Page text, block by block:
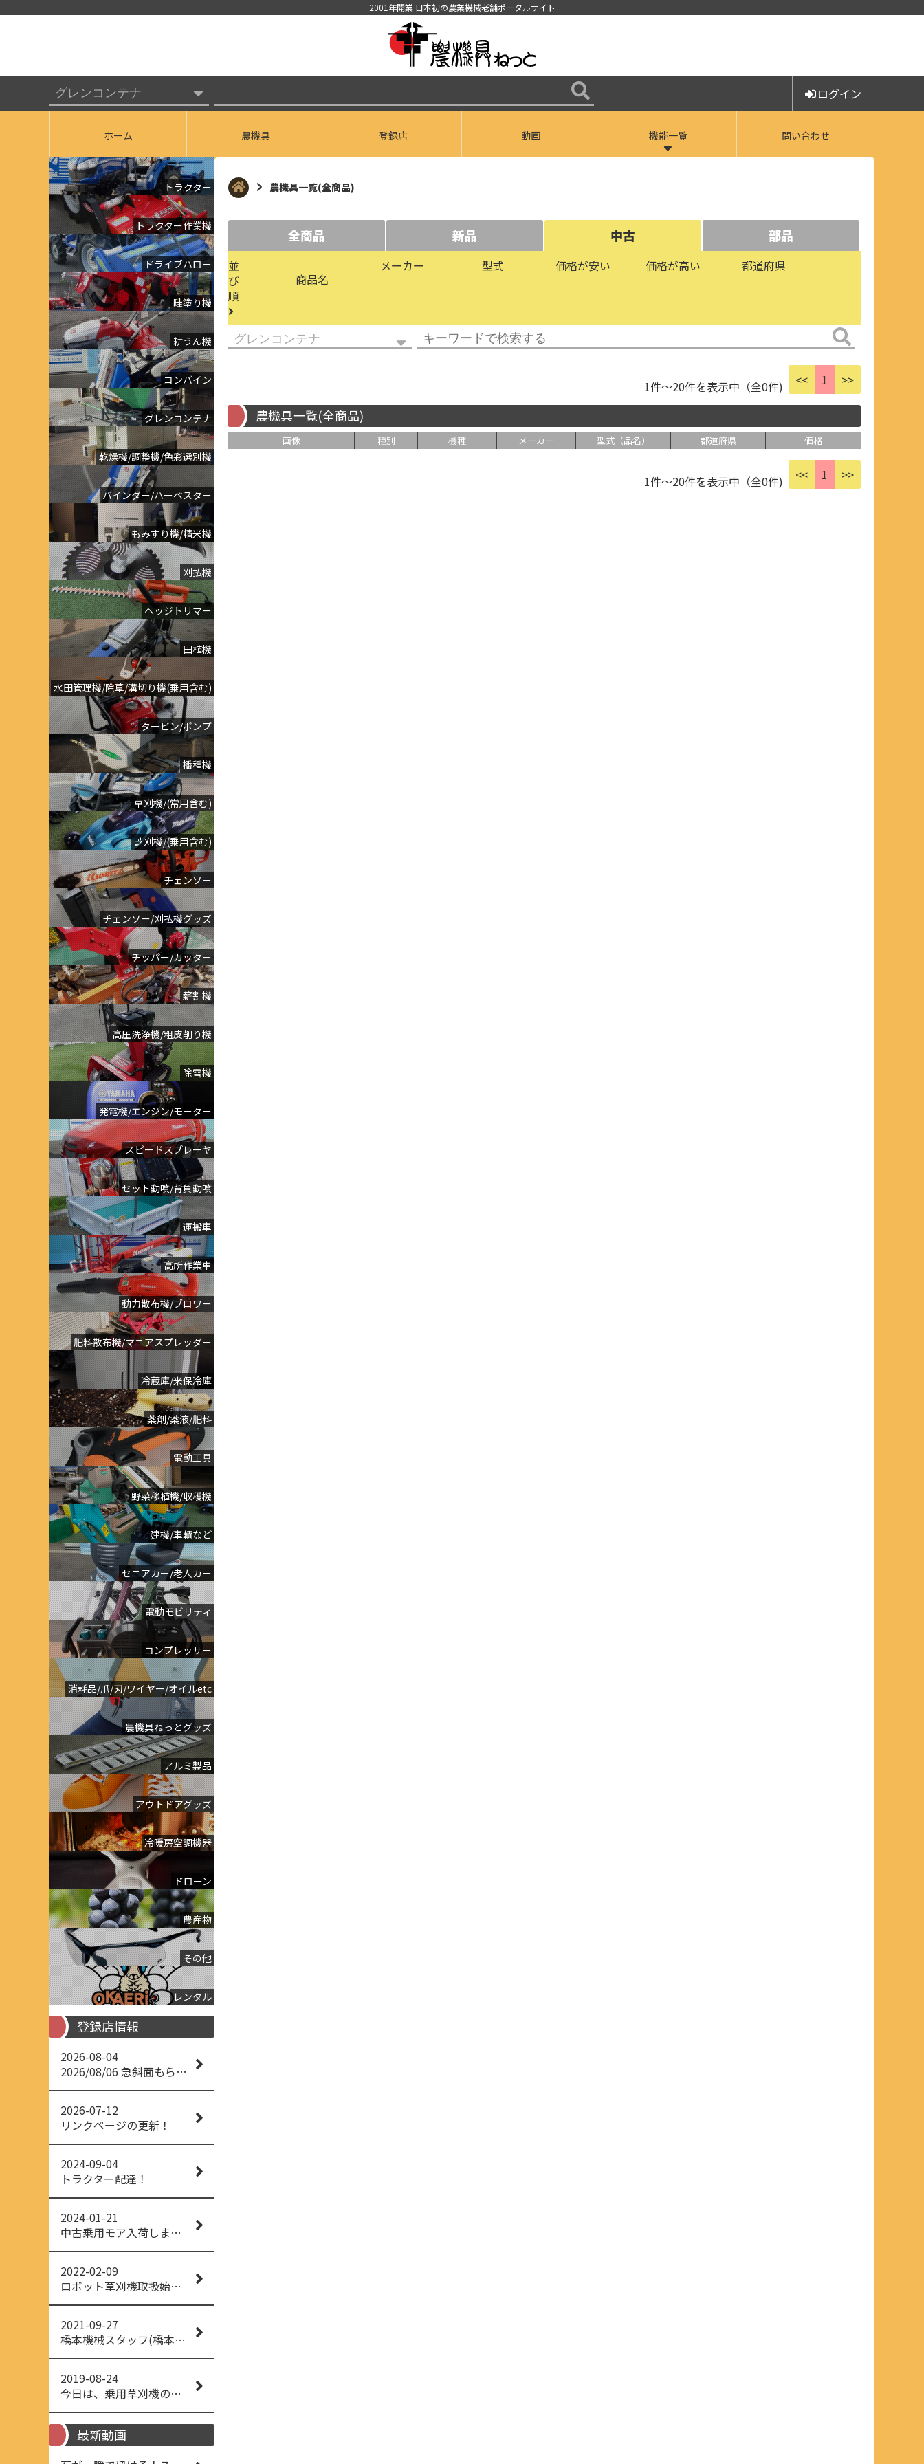
2001年開業 日本初の農業機械老舗ポータルサイト
ログイン
ホーム 農機具 登録店 動画 機能一覧 問い合わせ
トラクター
トラクター作業機
ドライブハロー
畦塗り機
耕うん機
コンバイン
グレンコンテナ
乾燥機/調整機/色彩選別機
バインダー/ハーベスター
もみすり機/精米機
刈払機
ヘッジトリマー
田植機
水田管理機/除草/溝切り機(乗用含む)
タービン/ポンプ
播種機
草刈機/(常用含む)
芝刈機/(乗用含む)
チェンソー
チェンソー/刈払機グッズ
チッパー/カッター
薪割機
高圧洗浄機/粗皮削り機
除雪機
発電機/エンジン/モーター
スピードスプレーヤ
セット動噴/背負動噴
運搬車
高所作業車
動力散布機/ブロワー
肥料散布機/マニアスプレッダー
冷蔵庫/米保冷庫
薬剤/薬液/肥料
電動工具
野菜移植機/収穫機
建機/車輌など
セニアカー/老人カー
電動モビリティ
コンプレッサー
消耗品/爪/刃/ワイヤー/オイルetc
農機具ねっとグッズ
アルミ製品
アウトドアグッズ
冷暖房空調機器
ドローン
農産物
その他
レンタル
登録店情報
2026-08-04
2026/08/06 急斜面もらくらく草刈り
2026-07-12
リンクページの更新！
2024-09-04
トラクター配達！
2024-01-21
中古乗用モア入荷しました！
2022-02-09
ロボット草刈機取扱始めました！
2021-09-27
橋本機械スタッフ(橋本機械(株))
2019-08-24
今日は、乗用草刈機の納品でした！ 流行りの、4WD！ #イセキアグリ #オーレック #四駆 #増税間近
最新動画
農機具一覧(全商品)
全商品 新品 中古 部品
並
び
順
商品名
メーカー 型式 価格が安い 価格が高い 都道府県
1件～20件を表示中（全0件) << 1 >>
農機具一覧(全商品)
画像 種別 機種 メーカー 型式（品名） 都道府県 価格
1件～20件を表示中（全0件) << 1 >>